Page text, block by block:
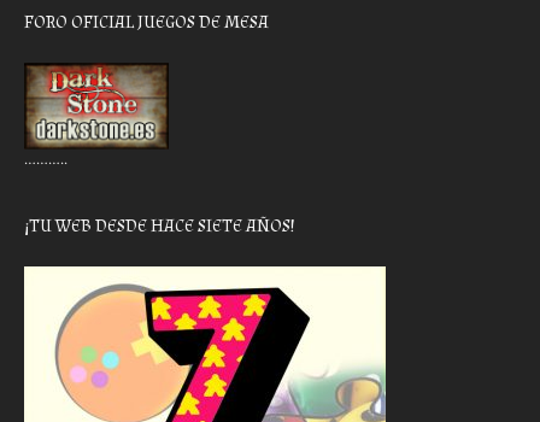
FORO OFICIAL JUEGOS DE MESA
………..
¡TU WEB DESDE HACE SIETE AÑOS!